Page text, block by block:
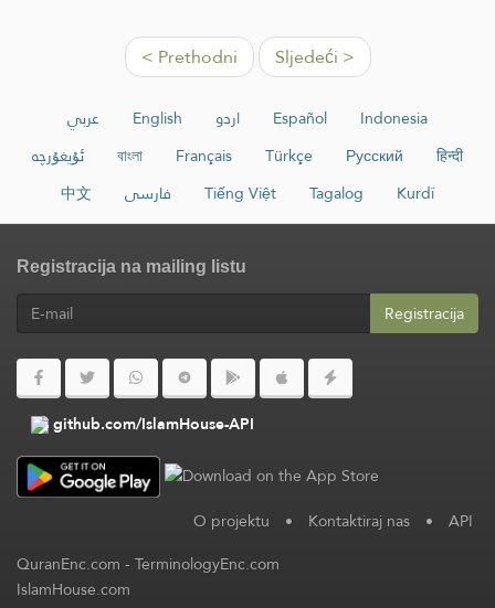
< Prethodni Sljedeći >
عربي English اردو Español
Indonesia
ئۇيغۇرچە
বাংলা Français Türkçe Русский
हिन्दी
中文
فارسی Tiếng Việt Tagalog Kurdî
Registracija na mailing listu
Registracija
github.com/IslamHouse-API
O projektu • Kontaktiraj nas • API
QuranEnc.com-TerminologyEnc.com
IslamHouse.com